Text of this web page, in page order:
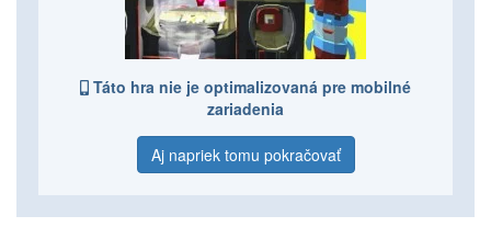
Táto hra nie je optimalizovaná pre mobilné
zariadenia
Aj napriek tomu pokračovať